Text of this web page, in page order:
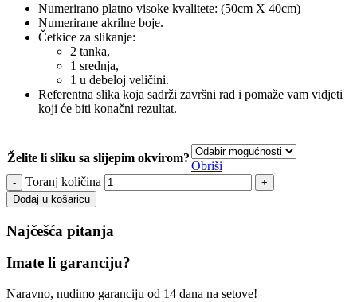
Numerirano platno visoke kvalitete: (50cm X 40cm)
Numerirane akrilne boje.
Četkice za slikanje:
2 tanka,
1 srednja,
1 u debeloj veličini.
Referentna slika koja sadrži završni rad i pomaže vam vidjeti
koji će biti konačni rezultat.
Želite li sliku sa slijepim okvirom?
Obriši
Toranj količina
Dodaj u košaricu
Najčešća pitanja
Imate li garanciju?
Naravno, nudimo garanciju od 14 dana na setove!